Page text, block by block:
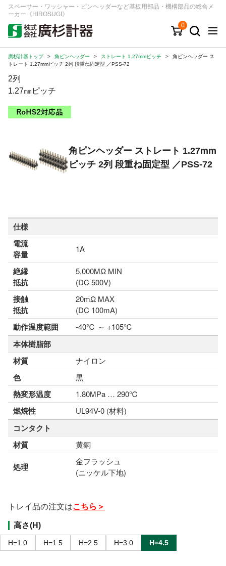
スペーサー・ワッシャー・ピンヘッダーなど基板用部品・機構部品の総合メ
ーカー《HIROSUGI》
0
キーワード 品番/シリーズ
商品カテゴリから探す
ジャンルから探す
シリーズから探す
ログイン
注文・見積りについて
会社情報
廣杉計器トップ > 角ピンヘッダー > ストレート 1.27mmピッチ >
角ピンヘッダー ス
トレート 1.27mmピッチ 2列 段重ね固定型 ／PSS-72
2列
1.27㎜ピッチ
角ピンヘッダー ストレート 1.27mm
ピッチ 2列 段重ね固定型 ／PSS-72
仕様
電流
容量
1A
絶縁
抵抗
5,000MΩ MIN
(DC 500V)
接触
抵抗
20mΩ MAX
(DC 100mA)
動作温度範囲 -40℃ ～ +105℃
本体樹脂部
材質
ナイロン
色 黒
熱変形温度 1.80MPa … 290℃
燃焼性 UL94V-0 (材料)
コンタクト
材質
黄銅
処理
金フラッシュ
(ニッケル下地)
トレイ品の注文はこちら＞
高さ(H)
H=1.0 H=1.5 H=2.5 H=3.0 H=4.5